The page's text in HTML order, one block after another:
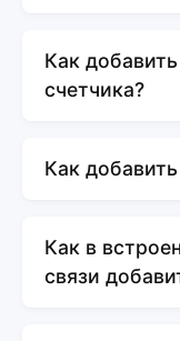
Как
счетчика?
Как
Как в
связи